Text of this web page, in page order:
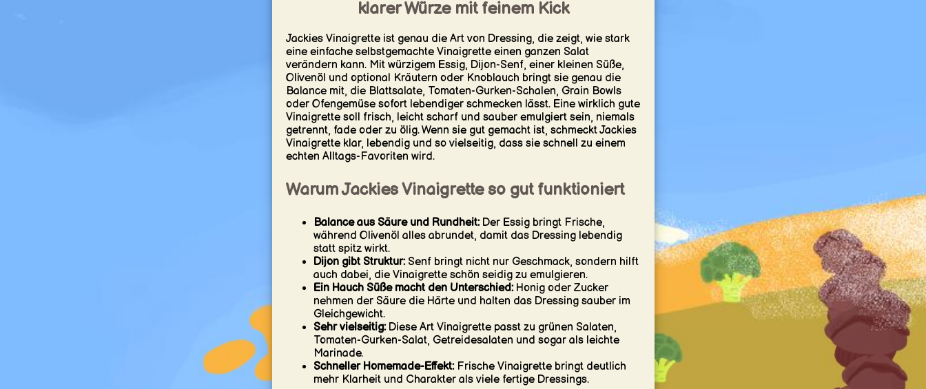
klarer Würze mit feinem Kick
Jackies Vinaigrette ist genau die Art von Dressing, die zeigt, wie stark
eine einfache selbstgemachte Vinaigrette einen ganzen Salat
verändern kann. Mit würzigem Essig, Dijon-Senf, einer kleinen Süße,
Olivenöl und optional Kräutern oder Knoblauch bringt sie genau die
Balance mit, die Blattsalate, Tomaten-Gurken-Schalen, Grain Bowls
oder Ofengemüse sofort lebendiger schmecken lässt. Eine wirklich gute
Vinaigrette soll frisch, leicht scharf und sauber emulgiert sein, niemals
getrennt, fade oder zu ölig. Wenn sie gut gemacht ist, schmeckt Jackies
Vinaigrette klar, lebendig und so vielseitig, dass sie schnell zu einem
echten Alltags-Favoriten wird.
Warum Jackies Vinaigrette so gut funktioniert
Balance aus Säure und Rundheit:Der Essig bringt Frische,
während Olivenöl alles abrundet, damit das Dressing lebendig
statt spitz wirkt.
Dijon gibt Struktur:Senf bringt nicht nur Geschmack, sondern hilft
auch dabei, die Vinaigrette schön seidig zu emulgieren.
Ein Hauch Süße macht den Unterschied:Honig oder Zucker
nehmen der Säure die Härte und halten das Dressing sauber im
Gleichgewicht.
Sehr vielseitig:Diese Art Vinaigrette passt zu grünen Salaten,
Tomaten-Gurken-Salat, Getreidesalaten und sogar als leichte
Marinade.
Schneller Homemade-Effekt:Frische Vinaigrette bringt deutlich
mehr Klarheit und Charakter als viele fertige Dressings.